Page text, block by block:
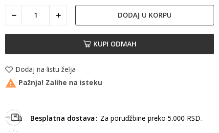
DODAJ U KORPU
KUPI ODMAH
Dodaj na listu želja
 Pažnja! Zalihe na isteku
Besplatna dostava Za porudžbine preko 5.000 RSD.